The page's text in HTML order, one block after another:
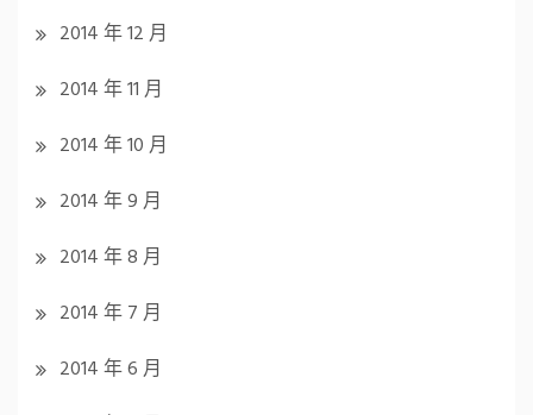
2014 年 12 月
2014 年 11 月
2014 年 10 月
2014 年 9 月
2014 年 8 月
2014 年 7 月
2014 年 6 月